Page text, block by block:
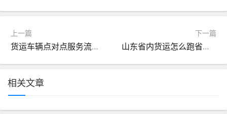
上一篇
货运车辆点对点服务流程（货运车辆点对点服务流程图）
下一篇
山东省内货运怎么跑省外（有没有回山东的货车）
相关文章